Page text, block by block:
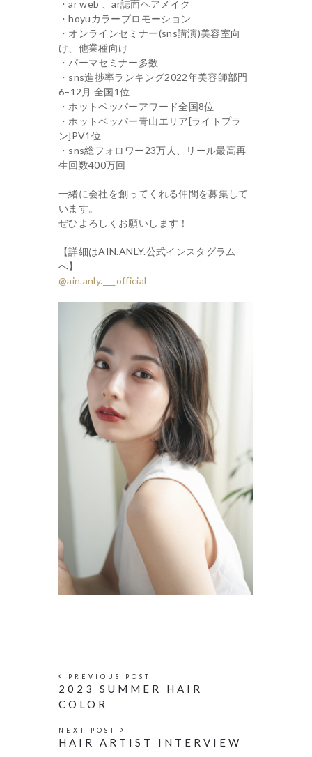
・ar web 、ar誌面ヘアメイク
・hoyuカラープロモーション
・オンラインセミナー(sns講演)美容室向
け、他業種向け
・パーマセミナー多数
・sns進捗率ランキング2022年美容師部門
6−12月 全国1位
・ホットペッパーアワード全国8位
・ホットペッパー青山エリア[ライトプラ
ン]PV1位
・sns総フォロワー23万人、リール最高再
生回数400万回
一緒に会社を創ってくれる仲間を募集して
います。
ぜひよろしくお願いします！
【詳細はAIN.ANLY.公式インスタグラム
へ】
@ain.anly.___official
PREVIOUS POST
2023 SUMMER HAIR
COLOR
NEXT POST
HAIR ARTIST INTERVIEW